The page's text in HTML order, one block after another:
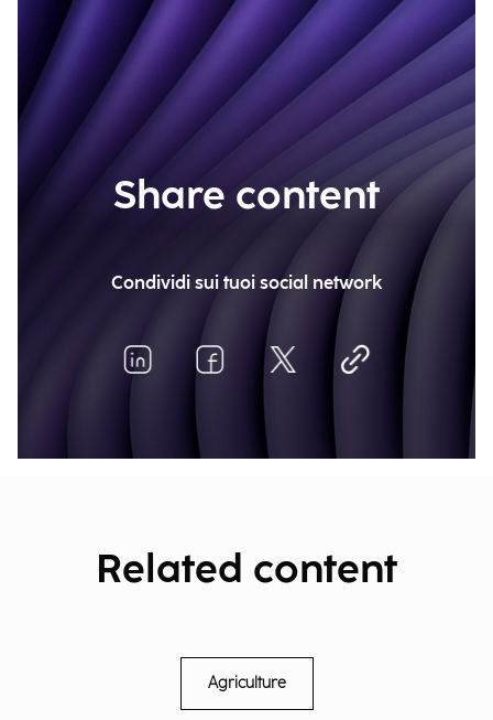
Share content
Condividi sui tuoi social network
Related content
Agriculture